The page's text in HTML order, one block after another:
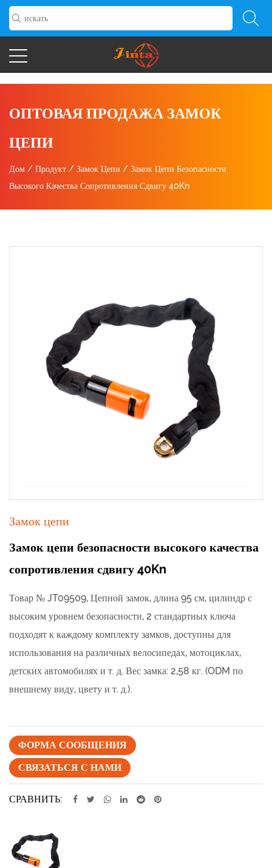
ОПТОВАЯ ПРОДАЖА ЗАМОК
ЦЕПИ
Дом / Продукт / Замок Цепи / Замок Цепи Безопасности
Высокого Качества Сопротивления Сдвигу 40Kn
Замок цепи
Замок цепи безопасности высокого качества
сопротивления сдвигу 40Kn
Товар № JT09509, Цепной замок, длина 95 см, цилиндр с
высоким уровнем безопасности, 2 стандартных ключа
подходят к каждому комплекту замков, доступны для
использования на различных велосипедах, мотоциклах,
детских автомобилях и т. д. Вес замка: 2,58 кг. (ODM по
внешнему виду, цвету и т. д.).
ФОРМА СООБЩЕНИЯ
СВЯЗАТЬСЯ С НАМИ
СРАВНИТЬ: